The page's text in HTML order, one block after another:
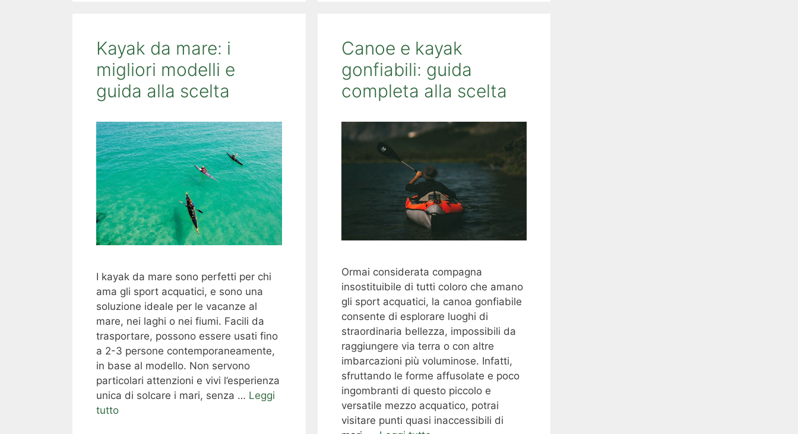
Kayak da mare: i
migliori modelli e
guida alla scelta
I kayak da mare sono perfetti per chi
ama gli sport acquatici, e sono una
soluzione ideale per le vacanze al
mare, nei laghi o nei fiumi. Facili da
trasportare, possono essere usati fino
a 2-3 persone contemporaneamente,
in base al modello. Non servono
particolari attenzioni e vivi l’esperienza
unica di solcare i mari, senza … Leggi
tutto
Canoe e kayak
gonfiabili: guida
completa alla scelta
Ormai considerata compagna
insostituibile di tutti coloro che amano
gli sport acquatici, la canoa gonfiabile
consente di esplorare luoghi di
straordinaria bellezza, impossibili da
raggiungere via terra o con altre
imbarcazioni più voluminose. Infatti,
sfruttando le forme affusolate e poco
ingombranti di questo piccolo e
versatile mezzo acquatico, potrai
visitare punti quasi inaccessibili di